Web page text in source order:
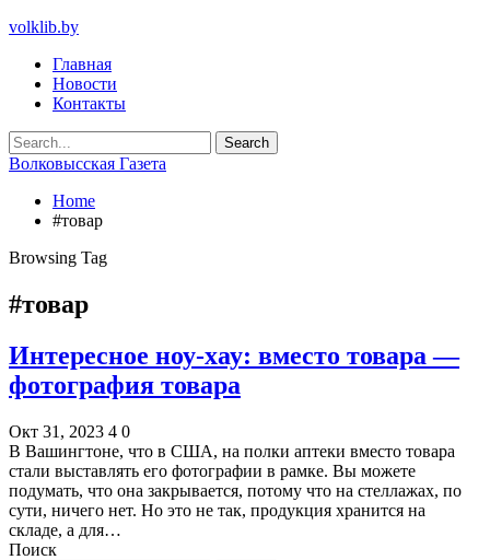
volklib.by
Главная
Новости
Контакты
Волковысская Газета
Home
#товар
Browsing Tag
#товар
Интересное ноу-хау: вместо товара —
фотография товара
Окт 31, 2023 4 0
В Вашингтоне, что в США, на полки аптеки вместо товара
стали выставлять его фотографии в рамке. Вы можете
подумать, что она закрывается, потому что на стеллажах, по
сути, ничего нет. Но это не так, продукция хранится на
складе, а для…
Поиск